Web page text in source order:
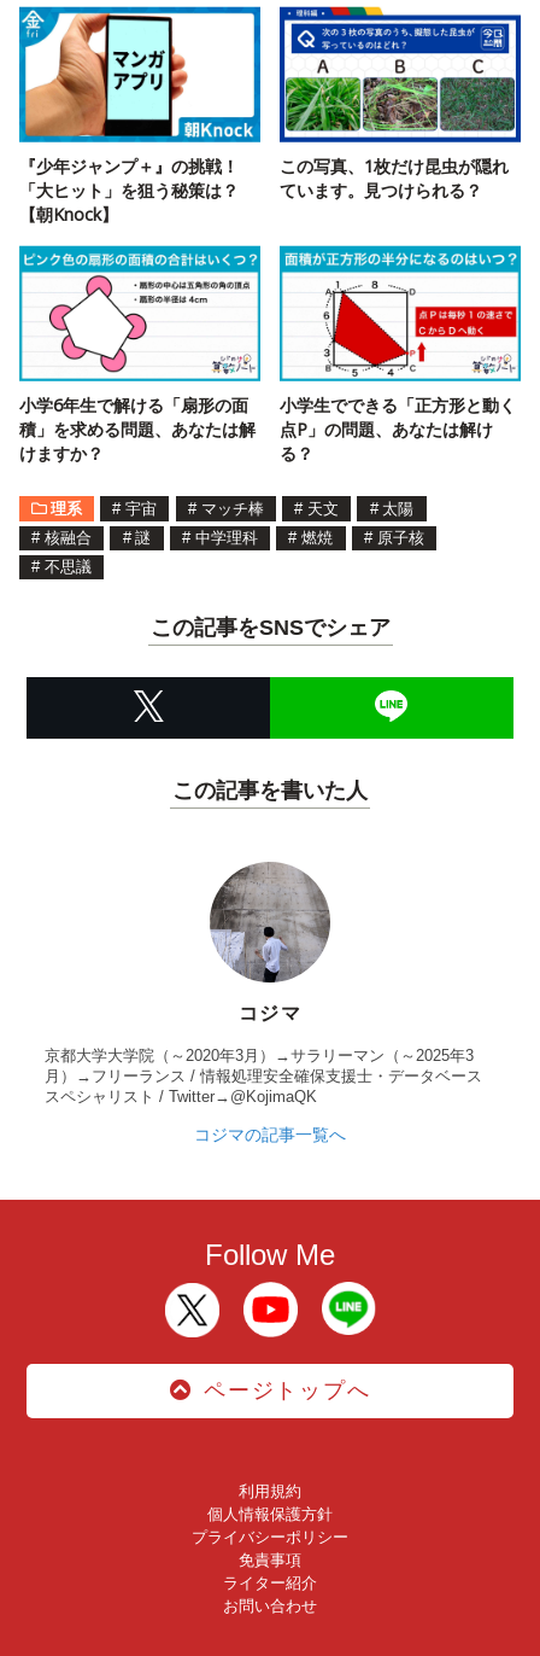
『少年ジャンプ＋』の挑戦！
「大ヒット」を狙う秘策は？
【朝Knock】
この写真、1枚だけ昆虫が隠れ
ています。見つけられる？
小学6年生で解ける「扇形の面
積」を求める問題、あなたは解
けますか？
小学生でできる「正方形と動く
点P」の問題、あなたは解け
る？
理系 # 宇宙 # マッチ棒 # 天文 # 太陽
# 核融合 # 謎 # 中学理科 # 燃焼 # 原子核
# 不思議
この記事をSNSでシェア
この記事を書いた人
コジマ
京都大学大学院（～2020年3月）→サラリーマン（～2025年3
月）→フリーランス / 情報処理安全確保支援士・データベース
スペシャリスト / Twitter→@KojimaQK
コジマの記事一覧へ
Follow Me
ページトップへ
利用規約
個人情報保護方針
プライバシーポリシー
免責事項
ライター紹介
お問い合わせ